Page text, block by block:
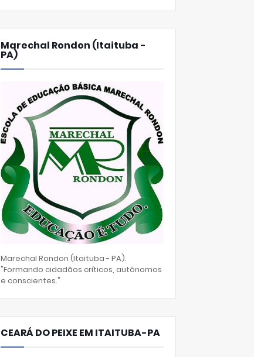
Marechal Rondon (Itaituba -
PA)
Marechal Rondon (Itaituba - PA).
"Formando cidadãos críticos, autônomos
e conscientes."
CEARÁ DO PEIXE EM ITAITUBA-PA